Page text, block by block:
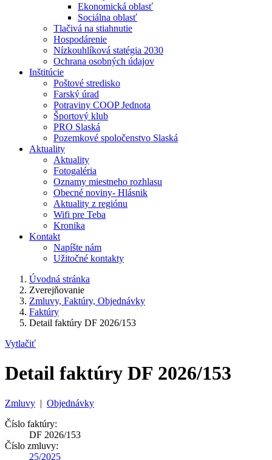
Ekonomická oblasť
Sociálna oblasť
Tlačivá na stiahnutie
Hospodárenie
Nízkouhlíková statégia 2030
Ochrana osobných údajov
Inštitúcie
Poštové stredisko
Farský úrad
Potraviny COOP Jednota
Športový klub
PRO Slaská
Pozemkové spoločenstvo Slaská
Aktuality
Aktuality
Fotogaléria
Oznamy miestneho rozhlasu
Obecné noviny- Hlásnik
Aktuality z regiónu
Wifi pre Teba
Kronika
Kontakt
Napíšte nám
Užitočné kontakty
Úvodná stránka
Zverejňovanie
Zmluvy, Faktúry, Objednávky
Faktúry
Detail faktúry DF 2026/153
Vytlačiť
Detail faktúry DF 2026/153
Zmluvy | Objednávky
Číslo faktúry:
DF 2026/153
Číslo zmluvy:
25/2025